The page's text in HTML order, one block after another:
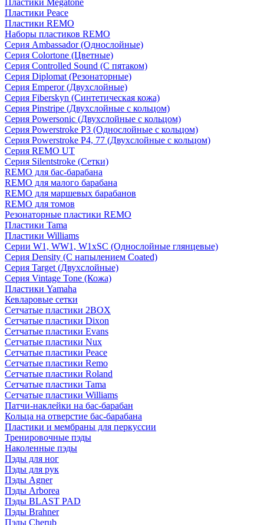
Пластики Megatone
Пластики Peace
Пластики REMO
Наборы пластиков REMO
Серия Ambassador (Однослойные)
Серия Colortone (Цветные)
Серия Controlled Sound (С пятаком)
Серия Diplomat (Резонаторные)
Серия Emperor (Двухслойные)
Серия Fiberskyn (Синтетическая кожа)
Серия Pinstripe (Двухслойные с кольцом)
Серия Powersonic (Двухслойные с кольцом)
Серия Powerstroke P3 (Однослойные с кольцом)
Серия Powerstroke P4, 77 (Двухслойные с кольцом)
Серия REMO UT
Серия Silentstroke (Сетки)
REMO для бас-барабана
REMO для малого барабана
REMO для маршевых барабанов
REMO для томов
Резонаторные пластики REMO
Пластики Tama
Пластики Williams
Серии W1, WW1, W1xSC (Однослойные глянцевые)
Серия Density (C напылением Coated)
Серия Target (Двухслойные)
Серия Vintage Tone (Кожа)
Пластики Yamaha
Кевларовые сетки
Сетчатые пластики 2BOX
Сетчатые пластики Dixon
Сетчатые пластики Evans
Сетчатые пластики Nux
Сетчатые пластики Peace
Сетчатые пластики Remo
Сетчатые пластики Roland
Сетчатые пластики Tama
Сетчатые пластики Williams
Патчи-наклейки на бас-барабан
Кольца на отверстие бас-барабана
Пластики и мембраны для перкуссии
Тренировочные пэды
Наколенные пэды
Пэды для ног
Пэды для рук
Пэды Agner
Пэды Arborea
Пэды BLAST PAD
Пэды Brahner
Пэды Cherub